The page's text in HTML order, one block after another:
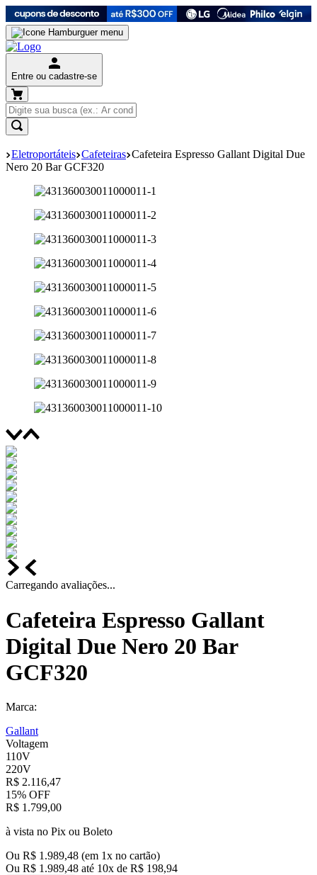
Entre ou cadastre-se
Eletroportáteis Cafeteiras Cafeteira Espresso Gallant Digital Due
Nero 20 Bar GCF320
Carregando avaliações...
Cafeteira Espresso Gallant
Digital Due Nero 20 Bar
GCF320
Marca:
Gallant
Voltagem
110V
220V
R$ 2.116,47
15% OFF
R$ 1 .799,00
à vista no Pix ou Boleto
Ou R$ 1 .989,48 (em 1x no cartão)
Ou R$ 1 .989,48 até 10x de R$ 198,94